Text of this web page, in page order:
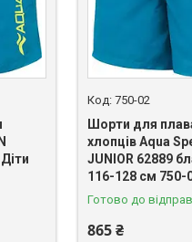
750-02
Шорти для
хлопців Aqua
JUNIOR 62889
116-128 см 750-
Готово до
865 ₴